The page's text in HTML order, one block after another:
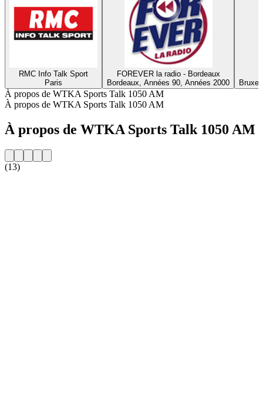
RMC Info Talk Sport
Paris
FOREVER la radio - Bordeaux
Bordeaux, Années 90, Années 2000
À propos de WTKA Sports Talk 1050 AM
À propos de WTKA Sports Talk 1050 AM
À propos de WTKA Sports Talk 1050 AM
(13)